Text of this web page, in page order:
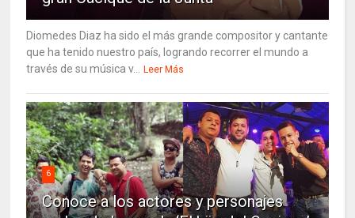
Diomedes Diaz ha sido el más grande compositor y cantante
que ha tenido nuestro país, logrando recorrer el mundo a
través de su música v... Leer Más
6
Conoce a los actores y personajes